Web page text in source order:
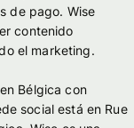
de pago. Wise
contenido
el marketing.
Bélgica con
social está en Rue